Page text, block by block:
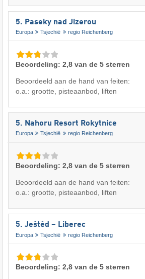
5. Paseky nad Jizerou
Europa Tsjechië regio Reichenberg
Beoordeling: 2,8 van de 5 sterren
Beoordeeld aan de hand van feiten:
o.a.: grootte, pisteaanbod, liften
5. Nahoru Resort Rokytnice
Europa Tsjechië regio Reichenberg
Beoordeling: 2,8 van de 5 sterren
Beoordeeld aan de hand van feiten:
o.a.: grootte, pisteaanbod, liften
5. Ještěd – Liberec
Europa Tsjechië regio Reichenberg
Beoordeling: 2,8 van de 5 sterren